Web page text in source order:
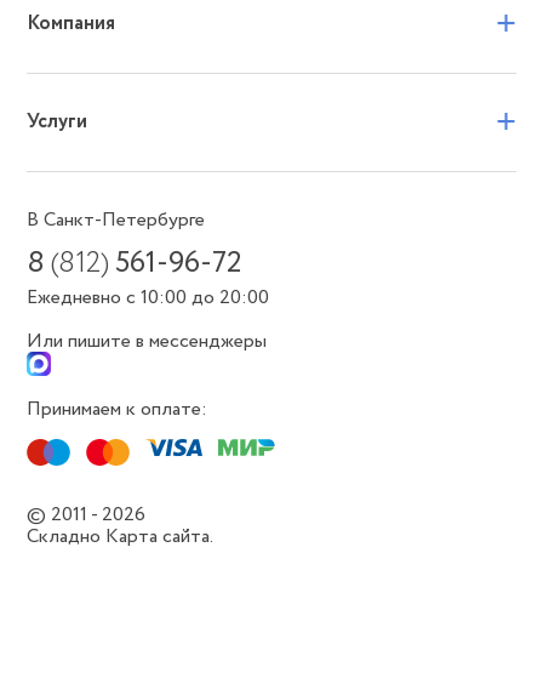
Компания +
Услуги +
В Санкт-Петербурге
8(812) 561-96-72
Ежедневно с 10:00 до 20:00
Или пишите в мессенджеры
Принимаем к оплате:
© 2011 - 2026
Складно Карта сайта.